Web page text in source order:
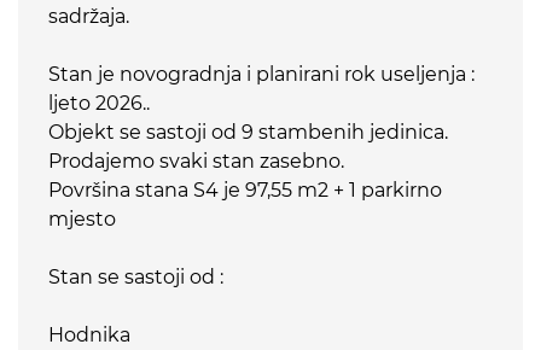
sadržaja.
Stan je novogradnja i planirani rok useljenja :
ljeto 2026..
Objekt se sastoji od 9 stambenih jedinica.
Prodajemo svaki stan zasebno.
Površina stana S4 je 97,55 m2 + 1 parkirno
mjesto
Stan se sastoji od :
Hodnika